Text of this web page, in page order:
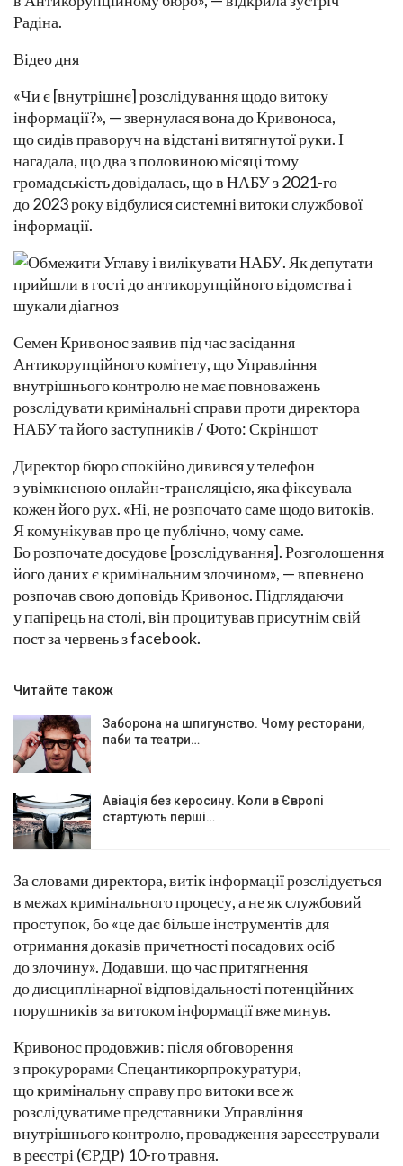
Радіна.
Відео дня
«Чи є [внутрішнє] розслідування щодо витоку
інформації?», — звернулася вона до Кривоноса,
що сидів праворуч на відстані витягнутої руки. І
нагадала, що два з половиною місяці тому
громадськість довідалась, що в НАБУ з 2021-го
до 2023 року відбулися системні витоки службової
інформації.
Семен Кривонос заявив під час засідання
Антикорупційного комітету, що Управління
внутрішнього контролю не має повноважень
розслідувати кримінальні справи проти директора
НАБУ та його заступників / Фото: Скріншот
Директор бюро спокійно дивився у телефон
з увімкненою онлайн-трансляцією, яка фіксувала
кожен його рух. «Ні, не розпочато саме щодо витоків.
Я комунікував про це публічно, чому саме.
Бо розпочате досудове [розслідування]. Розголошення
його даних є кримінальним злочином», — впевнено
розпочав свою доповідь Кривонос. Підглядаючи
у папірець на столі, він процитував присутнім свій
пост за червень з facebook.
Читайте також
Заборона на шпигунство. Чому ресторани,
паби та театри…
Авіація без керосину. Коли в Європі
стартують перші…
За словами директора, витік інформації розслідується
в межах кримінального процесу, а не як службовий
проступок, бо «це дає більше інструментів для
отримання доказів причетності посадових осіб
до злочину». Додавши, що час притягнення
до дисциплінарної відповідальності потенційних
порушників за витоком інформації вже минув.
Кривонос продовжив: після обговорення
з прокурорами Спецантикорпрокуратури,
що кримінальну справу про витоки все ж
розслідуватиме представники Управління
внутрішнього контролю, провадження зареєстрували
в реєстрі (ЄРДР) 10-го травня.